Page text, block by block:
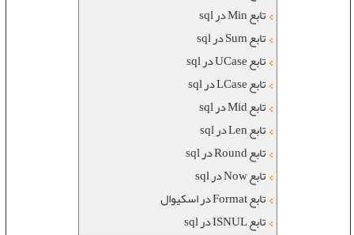
تابع Min در sql
تابع Sum در sql
تابع UCase در sql
تابع LCase در sql
تابع Mid در sql
تابع Len در sql
تابع Round در sql
تابع Now در sql
تابع Format در اسکیوال
تابع ISNUL در sql